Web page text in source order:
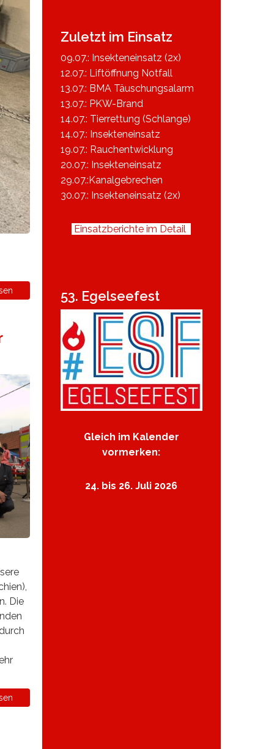
Die
Zuletzt im Einsatz
09.07.: Insekteneinsatz (2x)
12.07.: Liftöffnung Notfall
13.07.: BMA Täuschungsalarm
13.07.: PKW-Brand
14.07.: Tierrettung (Schlange)
14.07.: Insekteneinsatz
19.07.: Rauchentwicklung
20.07.: Insekteneinsatz
29.07.:Kanalgebrechen
30.07.: Insekteneinsatz (2x)
Einsatzberichte im Detail
53. Egelseefest
Gleich im Kalender
vormerken:
24. bis 26. Juli 2026